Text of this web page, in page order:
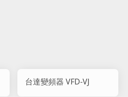
台達變頻器 VFD-VJ